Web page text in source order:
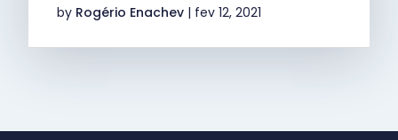
by Rogério Enachev | fev 12, 2021